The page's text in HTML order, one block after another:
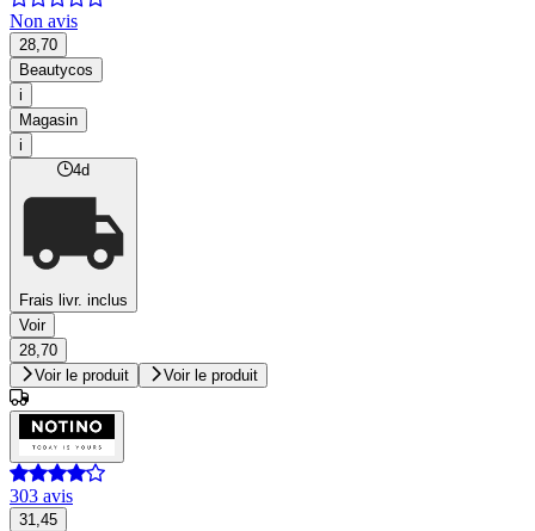
Non avis
28,70
Beautycos
i
Magasin
i
4d
Frais livr. inclus
Voir
28,70
Voir le produit
Voir le produit
303 avis
31,45